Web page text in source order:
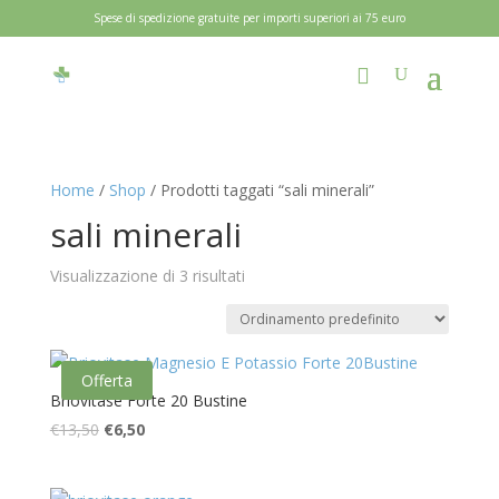
Spese di spedizione gratuite per importi superiori ai 75 euro
Home / Shop / Prodotti taggati “sali minerali”
sali minerali
Visualizzazione di 3 risultati
Offerta
Briovitase Forte 20 Bustine
€13,50 Il
€6,50Il